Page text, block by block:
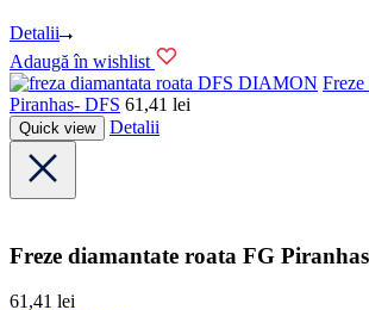
Detalii
Adaugă în wishlist
DFS DIAMON Freze
Piranhas- DFS 61,41 lei
Quick view Detalii
Freze diamantate roata FG
61,41 lei